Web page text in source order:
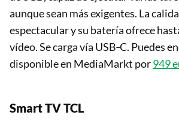
aunque sean más exigentes. La
espectacular y su batería ofrece
vídeo. Se carga vía USB‑C. Puedes
disponible en MediaMarkt por949
Smart TV TCL